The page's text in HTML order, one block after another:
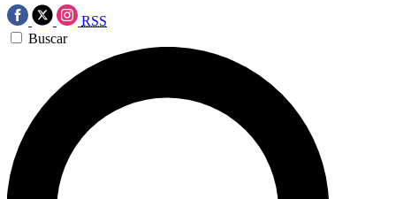
RSS
Buscar